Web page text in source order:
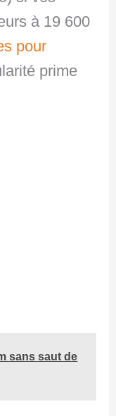
à 19 600
pour
prime
sans saut de